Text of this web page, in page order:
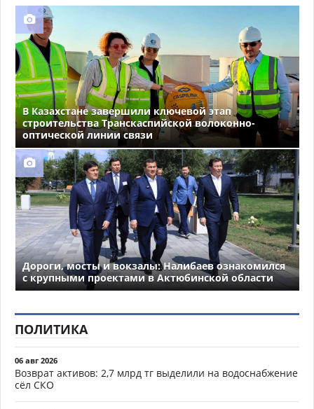
В Казахстане завершили ключевой этап
строительства Транскаспийской волоконно-
оптической линии связи
Дороги, мосты и вокзалы: Налибаев ознакомился
с крупными проектами в Актюбинской области
ПОЛИТИКА
06 авг 2026
Возврат активов: 2,7 млрд тг выделили на водоснабжение
сёл СКО